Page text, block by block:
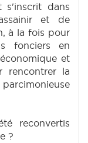
s'inscrit dans
et de
à la fois pour
fonciers en
et
rencontrer la
reconvertis
?